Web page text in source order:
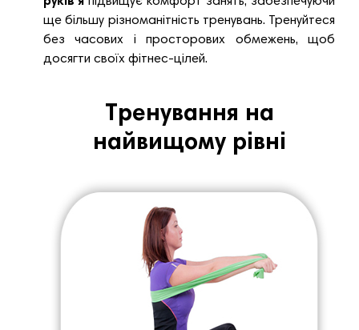
ще більшу різноманітність тренувань. Тренуйтеся
без часових і просторових обмежень, щоб
досягти своїх фітнес-цілей.
Тренування на
найвищому рівні